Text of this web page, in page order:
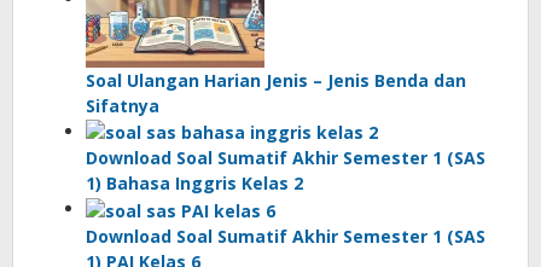
Soal Ulangan Harian Jenis – Jenis Benda dan
Sifatnya
Download Soal Sumatif Akhir Semester 1 (SAS
1) Bahasa Inggris Kelas 2
Download Soal Sumatif Akhir Semester 1 (SAS
1) PAI Kelas 6